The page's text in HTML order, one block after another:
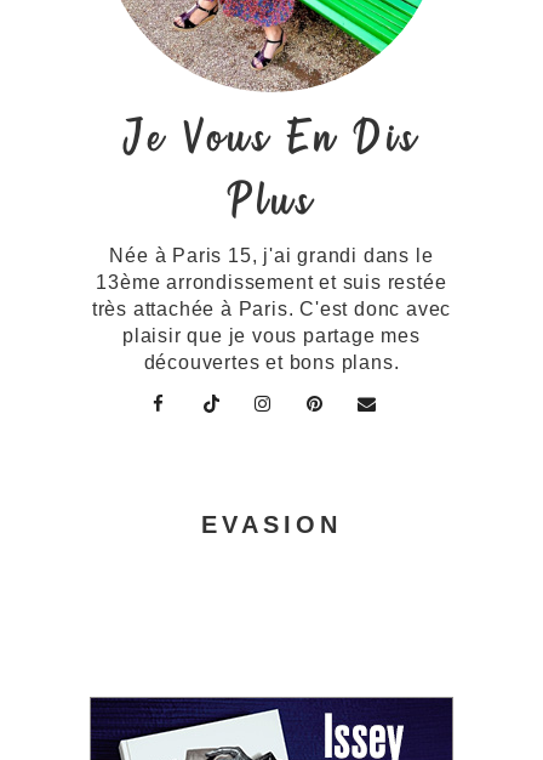
Je Vous En Dis
Plus
Née à Paris 15, j'ai grandi dans le
13ème arrondissement et suis restée
très attachée à Paris. C'est donc avec
plaisir que je vous partage mes
découvertes et bons plans.
EVASION